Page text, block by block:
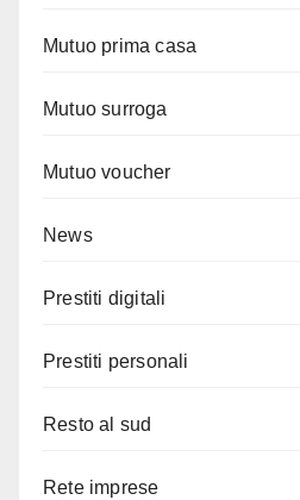
Mutuo prima casa
Mutuo surroga
Mutuo voucher
News
Prestiti digitali
Prestiti personali
Resto al sud
Rete imprese